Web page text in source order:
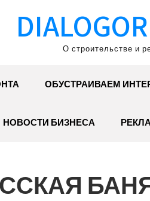
О строительстве и
ОБУСТРАИВАЕМ
НОВОСТИ БИЗНЕСА